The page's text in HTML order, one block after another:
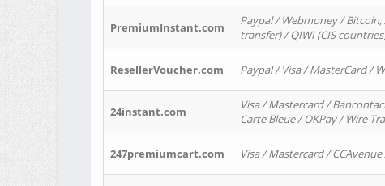
PremiumInstant.com
Paypal / Webmoney /
transfer) / QIWI (CIS
ResellerVoucher.com Paypal / Visa / MasterCard /
24instant.com
Visa / Mastercard /
Carte Bleue / OKPay / Wire
247premiumcart.com Visa / Mastercard /